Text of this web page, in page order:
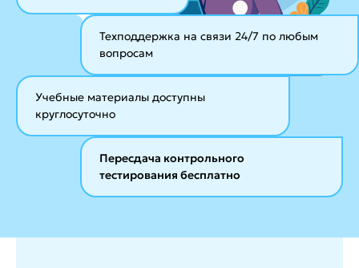
Техподдержка на связи 24/7 по любым
вопросам
Учебные материалы доступны
круглосуточно
Пересдача контрольного
тестирования бесплатно